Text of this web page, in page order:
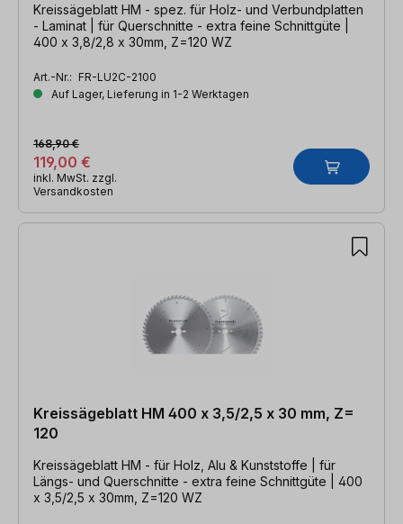
Kreissägeblatt HM - spez. für Holz- und Verbundplatten
- Laminat | für Querschnitte - extra feine Schnittgüte |
400 x 3,8/2,8 x 30mm, Z=120 WZ
Art.-Nr.: FR-LU2C-2100
Auf Lager, Lieferung in 1-2 Werktagen
119,00 €
168,90 €
inkl. MwSt. zzgl.
Versandkosten
Kreissägeblatt HM 400 x 3,5/2,5 x 30 mm, Z=
120
Kreissägeblatt HM - für Holz, Alu & Kunststoffe | für
Längs- und Querschnitte - extra feine Schnittgüte | 400
x 3,5/2,5 x 30mm, Z=120 WZ